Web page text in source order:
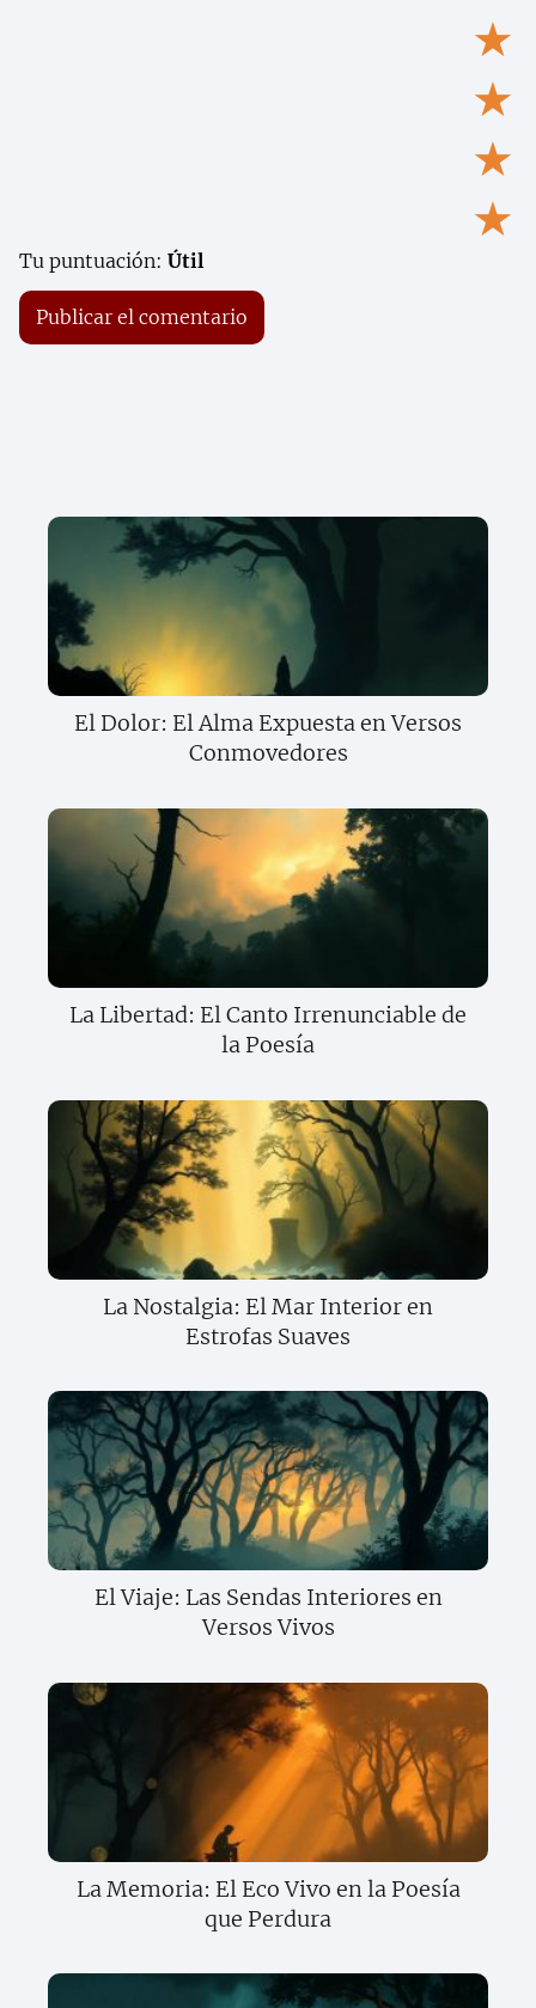
★
★
★
★
Tu puntuación: Útil
El Dolor: El Alma Expuesta en Versos
Conmovedores
La Libertad: El Canto Irrenunciable de
la Poesía
La Nostalgia: El Mar Interior en
Estrofas Suaves
El Viaje: Las Sendas Interiores en
Versos Vivos
La Memoria: El Eco Vivo en la Poesía
que Perdura